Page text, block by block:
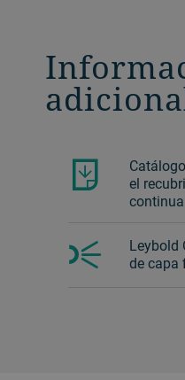
el
continua
Leybold
de capa